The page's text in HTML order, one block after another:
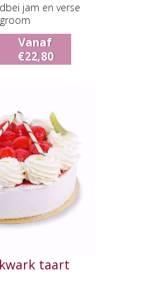
jam en verse
Vanaf
€22,80
taart